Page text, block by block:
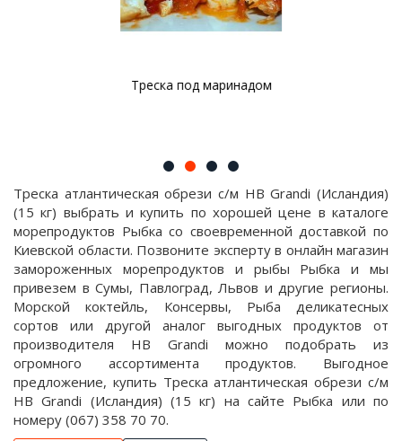
Треска под маринадом
Треска атлантическая обрези с/м HB Grandi (Исландия)
(15 кг) выбрать и купить по хорошей цене в каталоге
морепродуктов Рыбка со своевременной доставкой по
Киевской области. Позвоните эксперту в онлайн магазин
замороженных морепродуктов и рыбы Рыбка и мы
привезем в Сумы, Павлоград, Львов и другие регионы.
Морской коктейль, Консервы, Рыба деликатесных
сортов или другой аналог выгодных продуктов от
производителя HB Grandi можно подобрать из
огромного ассортимента продуктов. Выгодное
предложение, купить Треска атлантическая обрези с/м
HB Grandi (Исландия) (15 кг) на сайте Рыбка или по
номеру (067) 358 70 70.